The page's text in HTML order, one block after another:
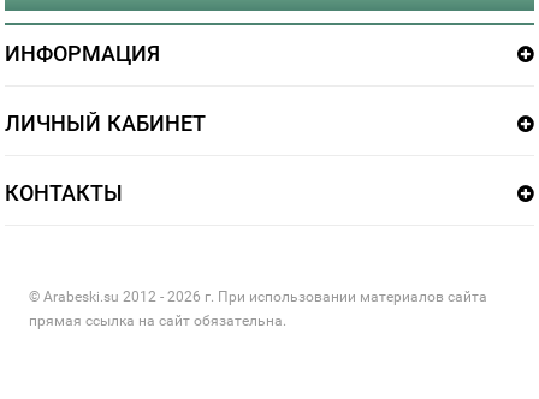
ИНФОРМАЦИЯ
ЛИЧНЫЙ КАБИНЕТ
КОНТАКТЫ
© Arabeski.su 2012 - 2026 г. При использовании материалов сайта
прямая ссылка на сайт обязательна.